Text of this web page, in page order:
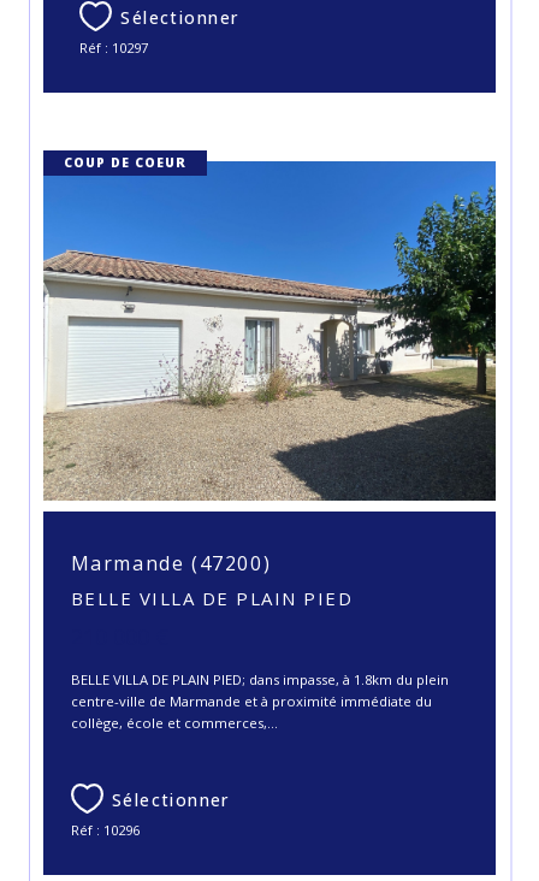
Sélectionner
Réf : 10297
Marmande (47200)
BELLE VILLA DE PLAIN PIED
BELLE VILLA DE PLAIN PIED; dans impasse, à 1.8km du plein
centre-ville de Marmande et à proximité immédiate du
collège, école et commerces,...
Sélectionner
Réf : 10296
COUP DE COEUR